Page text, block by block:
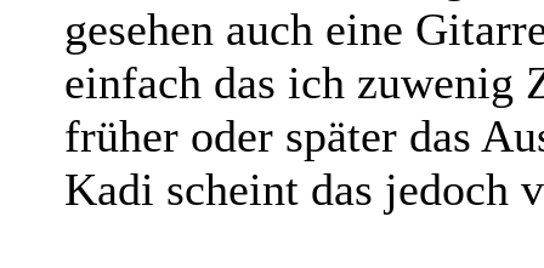
gesehen auch eine
einfach das ich zuwenig
früher oder später das
Kadi scheint das jedoch